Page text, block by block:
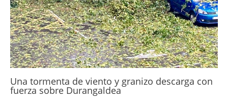
Una tormenta de viento y granizo descarga con
fuerza sobre Durangaldea